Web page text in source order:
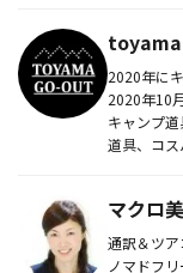
2020年に
2020年10
キャンプ
道具、コ
マクロ
通訳＆ツ
ノマドフ